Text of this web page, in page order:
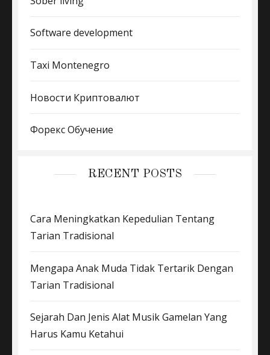
Software development
Taxi Montenegro
Новости Криптовалют
Форекс Обучение
RECENT POSTS
Cara Meningkatkan Kepedulian Tentang
Tarian Tradisional
Mengapa Anak Muda Tidak Tertarik Dengan
Tarian Tradisional
Sejarah Dan Jenis Alat Musik Gamelan Yang
Harus Kamu Ketahui